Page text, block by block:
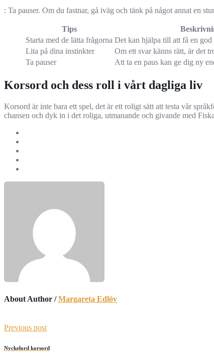
: Ta pauser. Om du fastnar, gå iväg och tänk på något annat en
Tips
Starta med de lätta frågorna Det kan hjälpa till att få en god
Lita på dina instinkter
Om ett svar känns rätt, är det
Ta pauser
Att ta en paus kan ge dig ny
Korsord och dess roll i vårt dagliga liv
Korsord är inte bara ett spel, det är ett roligt sätt att testa vår
chansen och dyk in i det roliga, utmanande och givande med
About Author /Margareta Edlöv
Previous post
Nyckelord korsord